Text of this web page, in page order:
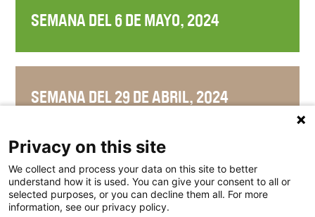
SEMANA DEL 6 DE MAYO, 2024
SEMANA DEL 29 DE ABRIL, 2024
SEMANA DEL 22 DE ABRIL, 2024
Privacy on this site
We collect and process your data on this site to better
understand how it is used. You can give your consent to all or
selected purposes, or you can decline them all. For more
information, see our privacy policy.